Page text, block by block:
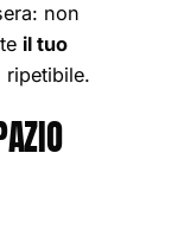
non
il tuo
ripetibile.